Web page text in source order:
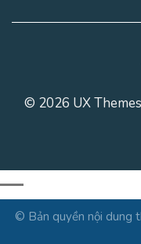
© 2026 UX Themes
© Bản quyền nội dung